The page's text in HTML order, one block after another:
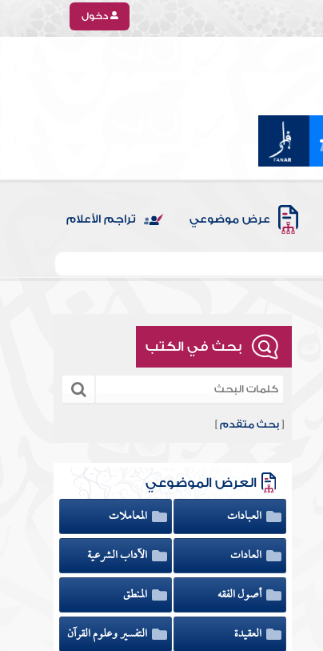
دخول
عرض موضوعي تراجم الأعلام
بحث في الكتب
[بحث متقدم ]
العرض الموضوعي
العبادات
المعاملات
العادات
الآداب الشرعية
أصول الفقه
المنطق
العقيدة
التفسير وعلوم القرآن